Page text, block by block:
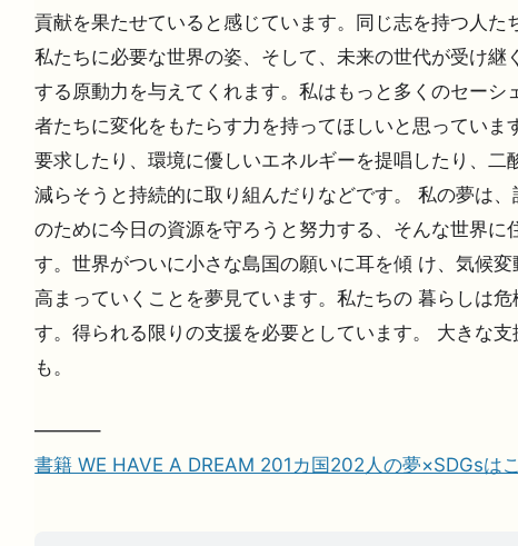
貢献を果たせていると感じています。同じ志を持つ人た
私たちに必要な世界の姿、そして、未来の世代が受け継
する原動力を与えてくれます。私はもっと多くのセーシ
者たちに変化をもたらす力を持ってほしいと思っていま
要求したり、環境に優しいエネルギーを提唱したり、二
減らそうと持続的に取り組んだりなどです。 私の夢は
のために今日の資源を守ろうと努力する、そんな世界に
す。世界がついに小さな島国の願いに耳を傾 け、気候
高まっていくことを夢見ています。私たちの 暮らしは危
す。得られる限りの支援を必要としています。 大きな
も。
———–
書籍 WE HAVE A DREAM 201カ国202人の夢×SDGsは